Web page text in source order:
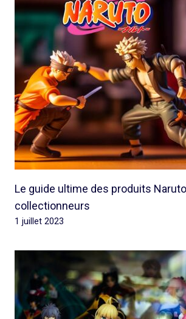
Le guide ultime des produits
collectionneurs
1 juillet 2023